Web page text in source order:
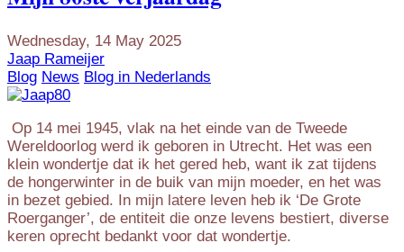
Wednesday, 14 May 2025
Jaap Rameijer
Blog News Blog in Nederlands
Op 14 mei 1945, vlak na het einde van de Tweede
Wereldoorlog werd ik geboren in Utrecht. Het was een
klein wondertje dat ik het gered heb, want ik zat tijdens
de hongerwinter in de buik van mijn moeder, en het was
in bezet gebied. In mijn latere leven heb ik ‘De Grote
Roerganger’, de entiteit die onze levens bestiert, diverse
keren oprecht bedankt voor dat wondertje.